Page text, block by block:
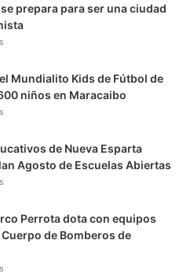
prepara para ser una ciudad
Mundialito Kids de Fútbol de
niños en Maracaibo
de Nueva Esparta
Agosto de Escuelas Abiertas
Perrota dota con equipos
de Bomberos de